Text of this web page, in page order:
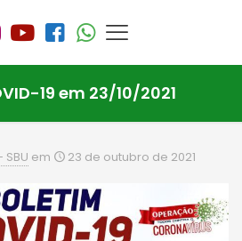
19 em 23/10/2021
SBU em 23 de outubro de 2021